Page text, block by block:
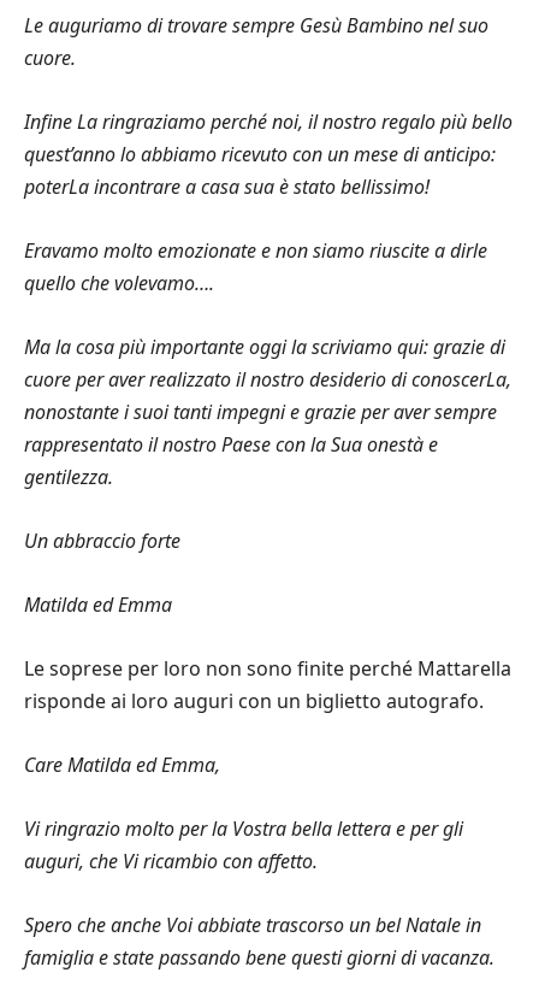
Le auguriamo di trovare sempre Gesù Bambino nel suo
cuore.
Infine La ringraziamo perché noi, il nostro regalo più bello
quest’anno lo abbiamo ricevuto con un mese di anticipo:
poterLa incontrare a casa sua è stato bellissimo!
Eravamo molto emozionate e non siamo riuscite a dirle
quello che volevamo….
Ma la cosa più importante oggi la scriviamo qui: grazie di
cuore per aver realizzato il nostro desiderio di conoscerLa,
nonostante i suoi tanti impegni e grazie per aver sempre
rappresentato il nostro Paese con la Sua onestà e
gentilezza.
Un abbraccio forte
Matilda ed Emma
Le soprese per loro non sono finite perché Mattarella
risponde ai loro auguri con un biglietto autografo.
Care Matilda ed Emma,
Vi ringrazio molto per la Vostra bella lettera e per gli
auguri, che Vi ricambio con affetto.
Spero che anche Voi abbiate trascorso un bel Natale in
famiglia e state passando bene questi giorni di vacanza.